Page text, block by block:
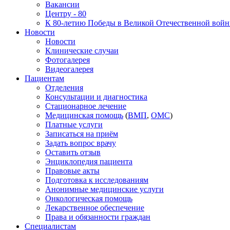
Вакансии
Центру - 80
К 80-летию Победы в Великой Отечественной
Новости
Новости
Клинические случаи
Фотогалерея
Видеогалерея
Пациентам
Отделения
Консультации и диагностика
Стационарное лечение
Медицинская помощь (ВМП, ОМС)
Платные услуги
Записаться на приём
Задать вопрос врачу
Оставить отзыв
Энциклопедия пациента
Правовые акты
Подготовка к исследованиям
Анонимные медицинские услуги
Онкологическая помощь
Лекарственное обеспечение
Права и обязанности граждан
Специалистам